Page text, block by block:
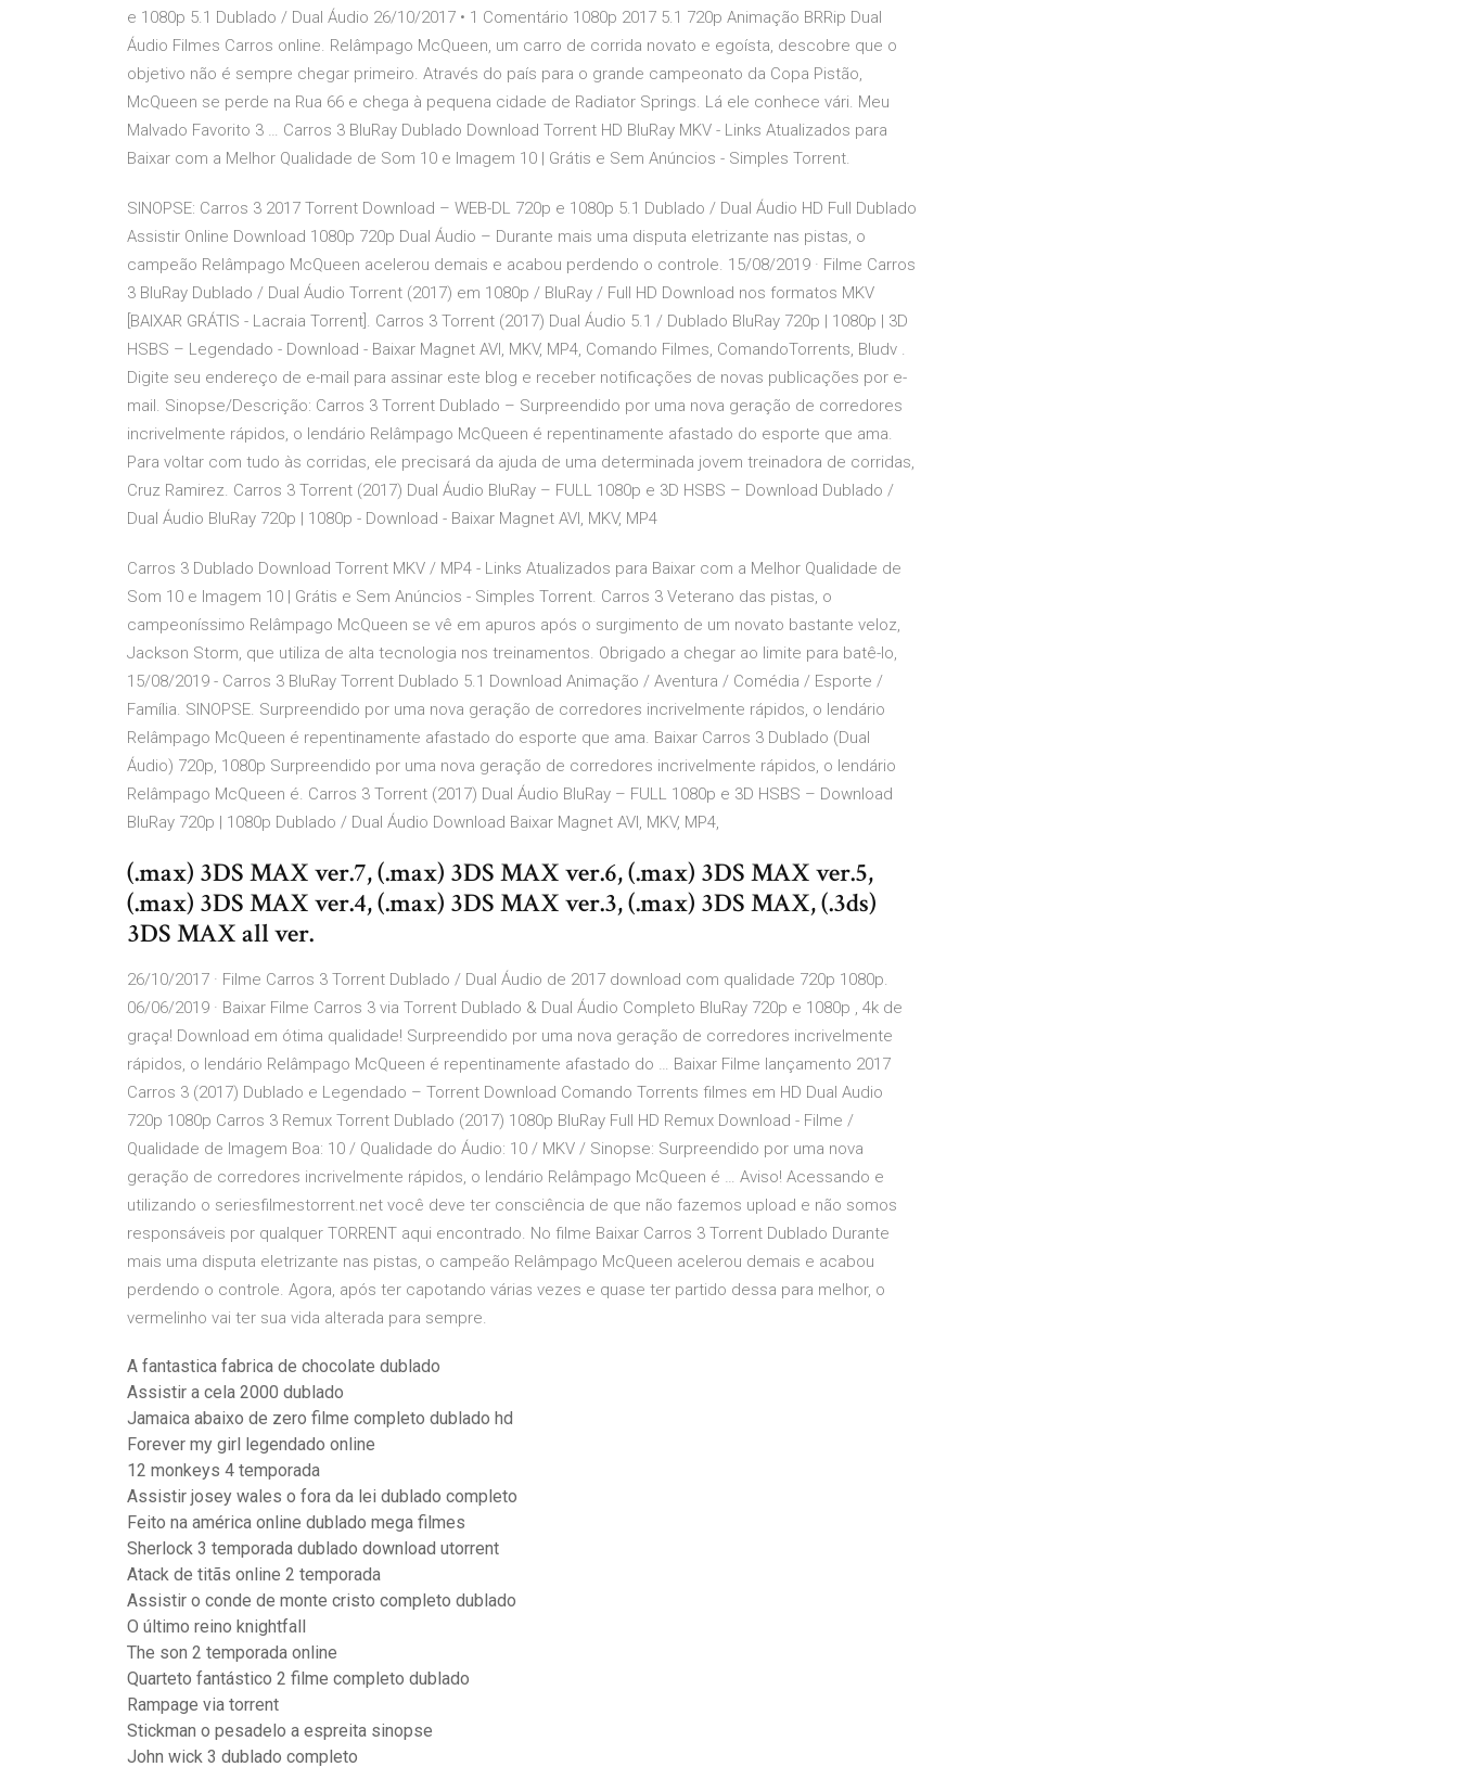
e 1080p 5.1 Dublado / Dual Áudio 26/10/2017 • 1 Comentário 1080p 2017 5.1 720p Animação BRRip Dual
Áudio Filmes Carros online. Relâmpago McQueen, um carro de corrida novato e egoísta, descobre que o
objetivo não é sempre chegar primeiro. Através do país para o grande campeonato da Copa Pistão,
McQueen se perde na Rua 66 e chega à pequena cidade de Radiator Springs. Lá ele conhece vári. Meu
Malvado Favorito 3 … Carros 3 BluRay Dublado Download Torrent HD BluRay MKV - Links Atualizados para
Baixar com a Melhor Qualidade de Som 10 e Imagem 10 | Grátis e Sem Anúncios - Simples Torrent.
SINOPSE: Carros 3 2017 Torrent Download – WEB-DL 720p e 1080p 5.1 Dublado / Dual Áudio HD Full Dublado
Assistir Online Download 1080p 720p Dual Áudio – Durante mais uma disputa eletrizante nas pistas, o
campeão Relâmpago McQueen acelerou demais e acabou perdendo o controle. 15/08/2019 · Filme Carros
3 BluRay Dublado / Dual Áudio Torrent (2017) em 1080p / BluRay / Full HD Download nos formatos MKV
[BAIXAR GRÁTIS - Lacraia Torrent]. Carros 3 Torrent (2017) Dual Áudio 5.1 / Dublado BluRay 720p | 1080p | 3D
HSBS – Legendado - Download - Baixar Magnet AVI, MKV, MP4, Comando Filmes, ComandoTorrents, Bludv .
Digite seu endereço de e-mail para assinar este blog e receber notificações de novas publicações por e-
mail. Sinopse/Descrição: Carros 3 Torrent Dublado – Surpreendido por uma nova geração de corredores
incrivelmente rápidos, o lendário Relâmpago McQueen é repentinamente afastado do esporte que ama.
Para voltar com tudo às corridas, ele precisará da ajuda de uma determinada jovem treinadora de corridas,
Cruz Ramirez. Carros 3 Torrent (2017) Dual Áudio BluRay – FULL 1080p e 3D HSBS – Download Dublado /
Dual Áudio BluRay 720p | 1080p - Download - Baixar Magnet AVI, MKV, MP4
Carros 3 Dublado Download Torrent MKV / MP4 - Links Atualizados para Baixar com a Melhor Qualidade de
Som 10 e Imagem 10 | Grátis e Sem Anúncios - Simples Torrent. Carros 3 Veterano das pistas, o
campeoníssimo Relâmpago McQueen se vê em apuros após o surgimento de um novato bastante veloz,
Jackson Storm, que utiliza de alta tecnologia nos treinamentos. Obrigado a chegar ao limite para batê-lo,
15/08/2019 - Carros 3 BluRay Torrent Dublado 5.1 Download Animação / Aventura / Comédia / Esporte /
Família. SINOPSE. Surpreendido por uma nova geração de corredores incrivelmente rápidos, o lendário
Relâmpago McQueen é repentinamente afastado do esporte que ama. Baixar Carros 3 Dublado (Dual
Áudio) 720p, 1080p Surpreendido por uma nova geração de corredores incrivelmente rápidos, o lendário
Relâmpago McQueen é. Carros 3 Torrent (2017) Dual Áudio BluRay – FULL 1080p e 3D HSBS – Download
BluRay 720p | 1080p Dublado / Dual Áudio Download Baixar Magnet AVI, MKV, MP4,
(.max) 3DS MAX ver.7, (.max) 3DS MAX ver.6, (.max) 3DS MAX ver.5,
(.max) 3DS MAX ver.4, (.max) 3DS MAX ver.3, (.max) 3DS MAX, (.3ds)
3DS MAX all ver.
26/10/2017 · Filme Carros 3 Torrent Dublado / Dual Áudio de 2017 download com qualidade 720p 1080p.
06/06/2019 · Baixar Filme Carros 3 via Torrent Dublado & Dual Áudio Completo BluRay 720p e 1080p , 4k de
graça! Download em ótima qualidade! Surpreendido por uma nova geração de corredores incrivelmente
rápidos, o lendário Relâmpago McQueen é repentinamente afastado do … Baixar Filme lançamento 2017
Carros 3 (2017) Dublado e Legendado – Torrent Download Comando Torrents filmes em HD Dual Audio
720p 1080p Carros 3 Remux Torrent Dublado (2017) 1080p BluRay Full HD Remux Download - Filme /
Qualidade de Imagem Boa: 10 / Qualidade do Áudio: 10 / MKV / Sinopse: Surpreendido por uma nova
geração de corredores incrivelmente rápidos, o lendário Relâmpago McQueen é … Aviso! Acessando e
utilizando o seriesfilmestorrent.net você deve ter consciência de que não fazemos upload e não somos
responsáveis por qualquer TORRENT aqui encontrado. No filme Baixar Carros 3 Torrent Dublado Durante
mais uma disputa eletrizante nas pistas, o campeão Relâmpago McQueen acelerou demais e acabou
perdendo o controle. Agora, após ter capotando várias vezes e quase ter partido dessa para melhor, o
vermelinho vai ter sua vida alterada para sempre.
A fantastica fabrica de chocolate dublado
Assistir a cela 2000 dublado
Jamaica abaixo de zero filme completo dublado hd
Forever my girl legendado online
12 monkeys 4 temporada
Assistir josey wales o fora da lei dublado completo
Feito na américa online dublado mega filmes
Sherlock 3 temporada dublado download utorrent
Atack de titãs online 2 temporada
Assistir o conde de monte cristo completo dublado
O último reino knightfall
The son 2 temporada online
Quarteto fantástico 2 filme completo dublado
Rampage via torrent
Stickman o pesadelo a espreita sinopse
John wick 3 dublado completo